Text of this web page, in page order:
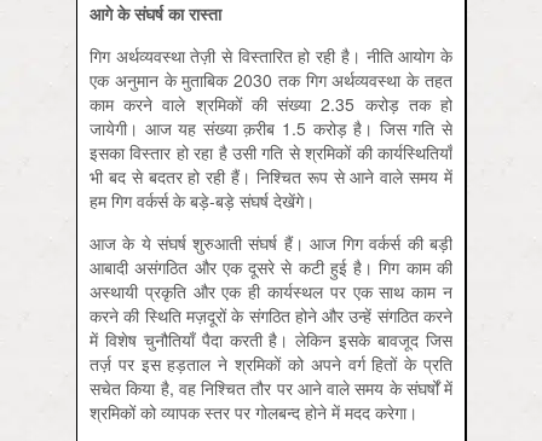
आगे के संघर्ष का रास्ता
गिग अर्थव्यवस्था तेज़ी से विस्तारित हो रही है। नीति आयोग के
एक अनुमान के मुताबिक 2030 तक गिग अर्थव्यवस्था के तहत
काम करने वाले श्रमिकों की संख्या 2.35 करोड़ तक हो
जायेगी। आज यह संख्या क़रीब 1.5 करोड़ है। जिस गति से
इसका विस्तार हो रहा है उसी गति से श्रमिकों की कार्यस्थितियाँ
भी बद से बदतर हो रही हैं। निश्चित रूप से आने वाले समय में
हम गिग वर्कर्स के बड़े-बड़े संघर्ष देखेंगे।
आज के ये संघर्ष शुरुआती संघर्ष हैं। आज गिग वर्कर्स की बड़ी
आबादी असंगठित और एक दूसरे से कटी हुई है। गिग काम की
अस्थायी प्रकृति और एक ही कार्यस्थल पर एक साथ काम न
करने की स्थिति मज़दूरों के संगठित होने और उन्हें संगठित करने
में विशेष चुनौतियाँ पैदा करती है। लेकिन इसके बावजूद जिस
तर्ज़ पर इस हड़ताल ने श्रमिकों को अपने वर्ग हितों के प्रति
सचेत किया है, वह निश्चित तौर पर आने वाले समय के संघर्षों में
श्रमिकों को व्यापक स्तर पर गोलबन्द होने में मदद करेगा।